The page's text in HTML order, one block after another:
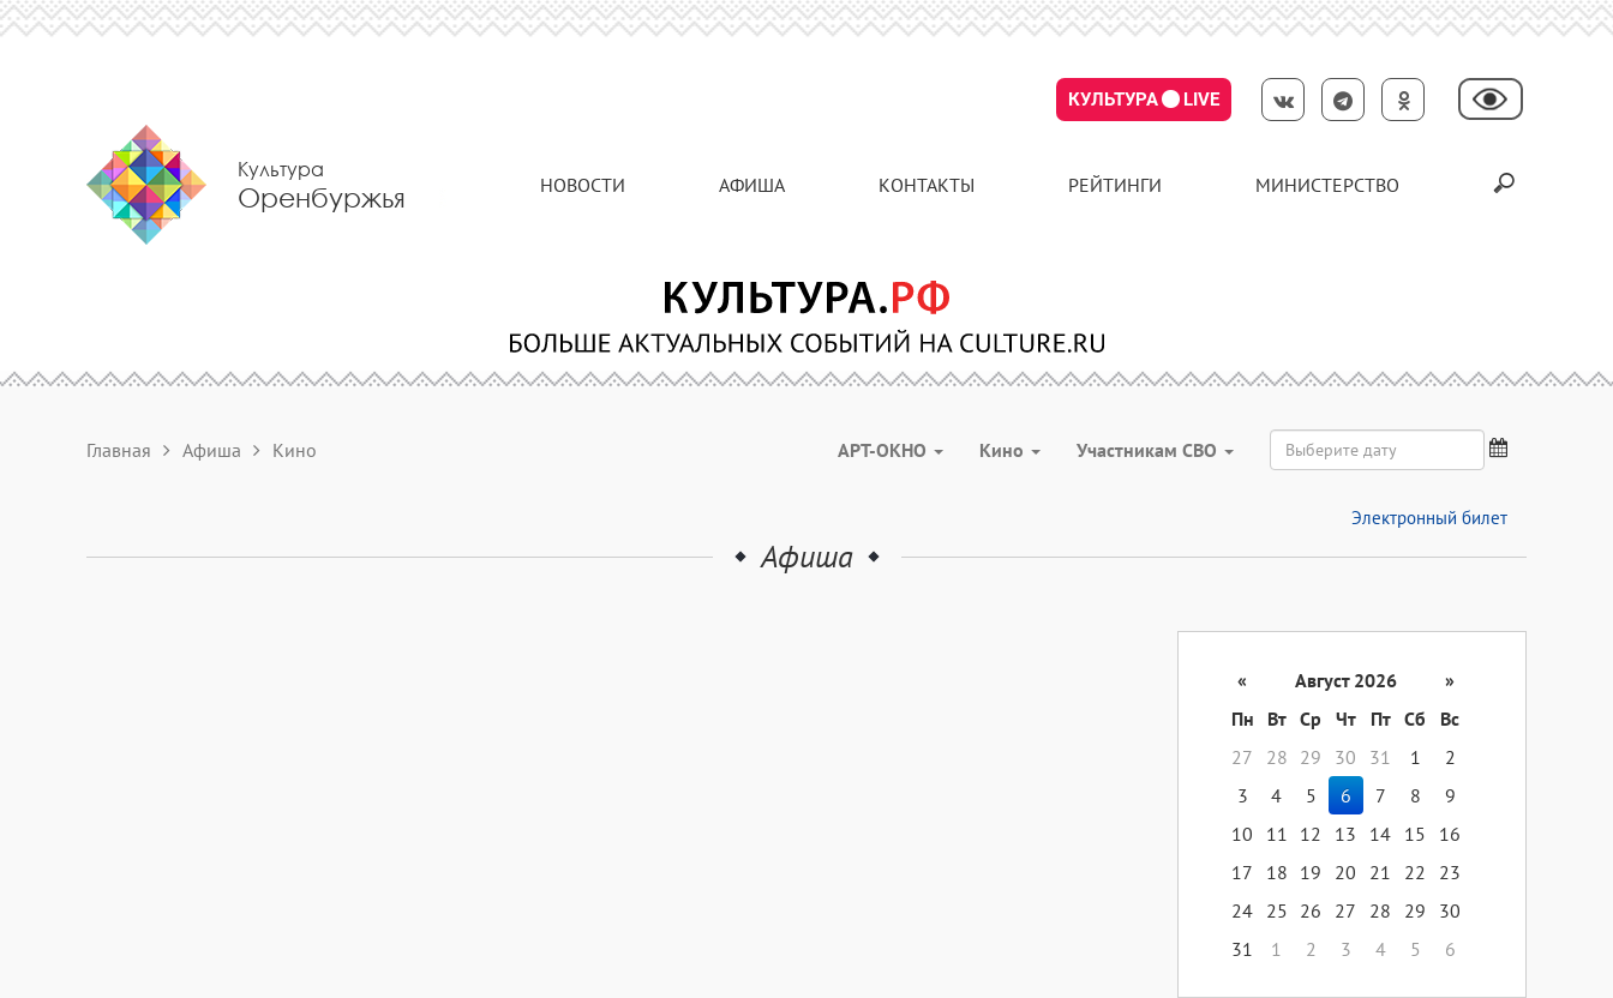
КУЛЬТУРА LIVE
Культура
Оренбуржья НОВОСТИ АФИША КОНТАКТЫ РЕЙТИНГИ МИНИСТЕРСТВО
Главная Афиша Кино АРТ-ОКНО Кино Участникам СВО
Электронный билет
Афиша
« Август 2026
»
Пн
Вт Ср Чт Пт Сб
Вс
27
28 29 30 31 1
2
3
4 5 6 7 8
9
10
11 12 13 14 15
16
17
18 19 20 21 22
23
24 25 26 27 28 29
30
31
1 2 3 4 5 6